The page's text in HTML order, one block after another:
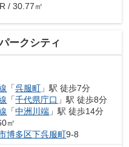
/ 30.77㎡
ークシティ
「呉服町 」駅 徒歩7分
「千代県庁口 」駅 徒歩8分
「中洲川端 」駅 徒歩14分
㎡
博多区下呉服町9-8